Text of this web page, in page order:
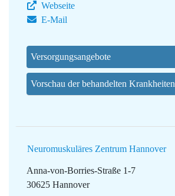
Webseite
E-Mail
Versorgungsangebote
Vorschau der behandelten Krankheiten
Neuromuskuläres Zentrum Hannover
Anna-von-Borries-Straße 1-7
30625 Hannover